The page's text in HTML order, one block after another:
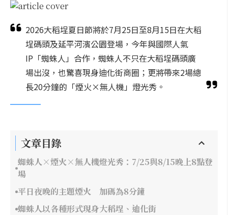
2026大稻埕夏日節將於7月25日至8月15日在大稻
埕碼頭及延平河濱公園登場，今年與國際人氣
IP「蜘蛛人」合作，蜘蛛人不只在大稻埕碼頭廣
場出沒，也驚喜現身迪化街商圈；更將帶來2場總
長20分鐘的「煙火×無人機」燈光秀。
文章目錄
蜘蛛人×煙火×無人機燈光秀：7/25與8/15晚上8點登
場
平日夜晚的主題煙火 加碼為8分鐘
蜘蛛人以各種形式現身大稻埕、迪化街